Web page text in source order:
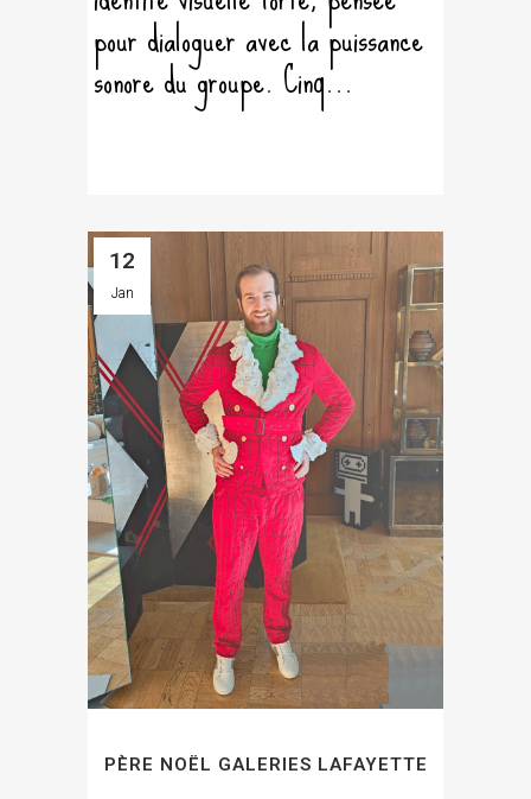
pour dialoguer avec la puissance
sonore du groupe. Cinq...
12
Jan
PÈRE NOËL GALERIES LAFAYETTE